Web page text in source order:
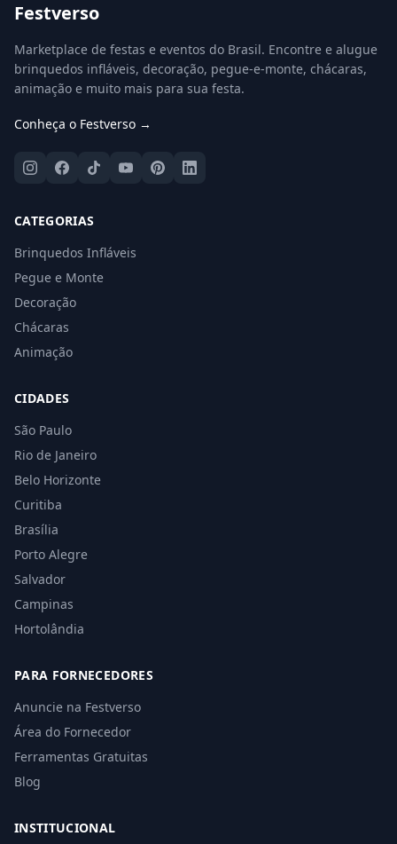
Festverso
Marketplace de festas e eventos do Brasil. Encontre e alugue
brinquedos infláveis, decoração, pegue-e-monte, chácaras,
animação e muito mais para sua festa.
Conheça o Festverso →
CATEGORIAS
Brinquedos Infláveis
Pegue e Monte
Decoração
Chácaras
Animação
CIDADES
São Paulo
Rio de Janeiro
Belo Horizonte
Curitiba
Brasília
Porto Alegre
Salvador
Campinas
Hortolândia
PARA FORNECEDORES
Anuncie na Festverso
Área do Fornecedor
Ferramentas Gratuitas
Blog
INSTITUCIONAL